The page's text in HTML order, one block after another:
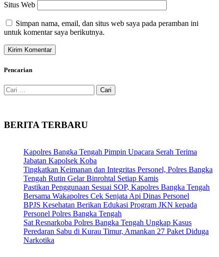
Situs Web
Simpan nama, email, dan situs web saya pada peramban ini
untuk komentar saya berikutnya.
Pencarian
Cari
untuk:
BERITA TERBARU
Kapolres Bangka Tengah Pimpin Upacara Serah Terima
Jabatan Kapolsek Koba
Tingkatkan Keimanan dan Integritas Personel, Polres Bangka
Tengah Rutin Gelar Binrohtal Setiap Kamis
Pastikan Penggunaan Sesuai SOP, Kapolres Bangka Tengah
Bersama Wakapolres Cek Senjata Api Dinas Personel
BPJS Kesehatan Berikan Edukasi Program JKN kepada
Personel Polres Bangka Tengah
Sat Resnarkoba Polres Bangka Tengah Ungkap Kasus
Peredaran Sabu di Kurau Timur, Amankan 27 Paket Diduga
Narkotika